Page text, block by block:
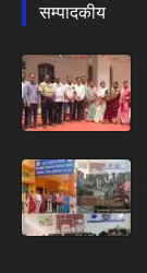
सम्पादकीय